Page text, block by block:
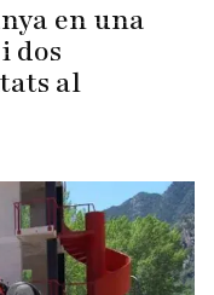
en una
dos
al